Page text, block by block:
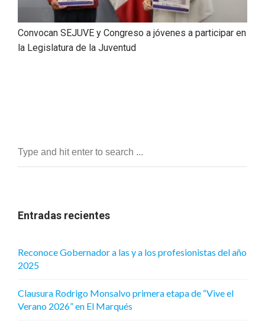
Convocan SEJUVE y Congreso a jóvenes a participar en
la Legislatura de la Juventud
Entradas recientes
Reconoce Gobernador a las y a los profesionistas del año
2025
Clausura Rodrigo Monsalvo primera etapa de “Vive el
Verano 2026” en El Marqués